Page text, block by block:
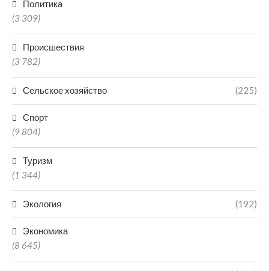
Политика
(3 309)
Происшествия
(3 782)
Сельское хозяйство (225)
Спорт
(9 804)
Туризм
(1 344)
Экология (192)
Экономика
(8 645)